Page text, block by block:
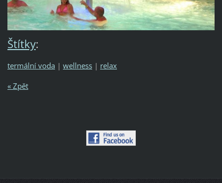
Štítky:
termální voda | wellness | relax
« Zpět